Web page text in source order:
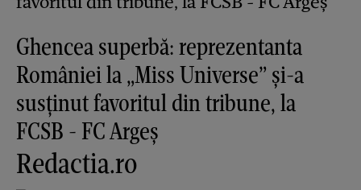
Ghencea superbă: reprezentanta
României la „Miss Universe” și-a
susținut favoritul din tribune, la
FCSB - FC Argeș
Redactia.ro